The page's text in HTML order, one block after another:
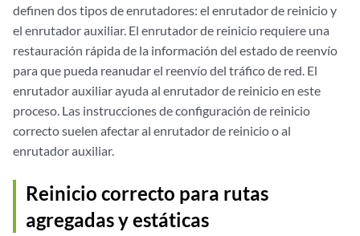
definen dos tipos de enrutadores: el enrutador de reinicio y
el enrutador auxiliar. El enrutador de reinicio requiere una
restauración rápida de la información del estado de reenvío
para que pueda reanudar el reenvío del tráfico de red. El
enrutador auxiliar ayuda al enrutador de reinicio en este
proceso. Las instrucciones de configuración de reinicio
correcto suelen afectar al enrutador de reinicio o al
enrutador auxiliar.
Reinicio correcto para rutas
agregadas y estáticas